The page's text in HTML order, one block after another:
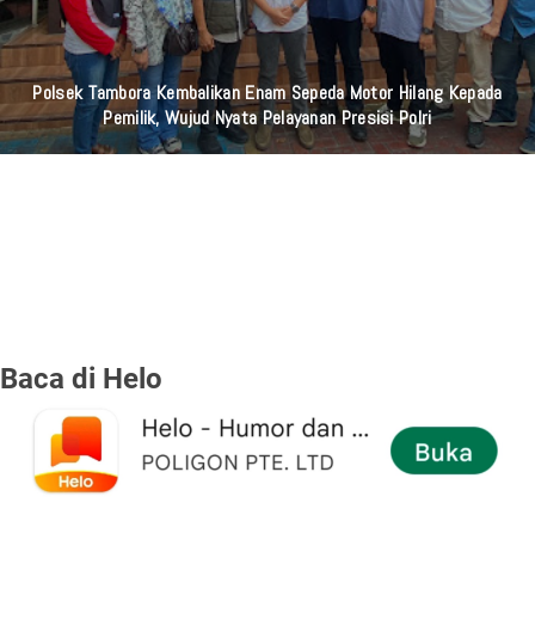
Polsek Tambora Kembalikan Enam Sepeda Motor Hilang Kepada
Pemilik, Wujud Nyata Pelayanan Presisi Polri
Baca di Helo